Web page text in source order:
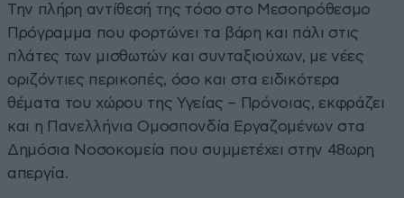
Την πλήρη αντίθεσή της τόσο στο Μεσοπρόθεσμο
Πρόγραμμα που φορτώνει τα βάρη και πάλι στις
πλάτες των μισθωτών και συνταξιούχων, με νέες
οριζόντιες περικοπές, όσο και στα ειδικότερα
θέματα του χώρου της Υγείας – Πρόνοιας, εκφράζει
και η Πανελλήνια Ομοσπονδία Εργαζομένων στα
Δημόσια Νοσοκομεία που συμμετέχει στην 48ωρη
απεργία.